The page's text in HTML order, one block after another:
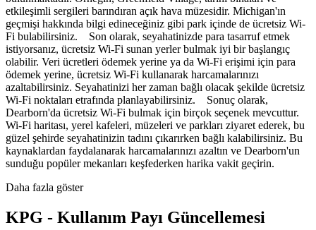
etkileşimli sergileri barındıran açık hava müzesidir. Michigan'ın
geçmişi hakkında bilgi edineceğiniz gibi park içinde de ücretsiz Wi-
Fi bulabilirsiniz. Son olarak, seyahatinizde para tasarruf etmek
istiyorsanız, ücretsiz Wi-Fi sunan yerler bulmak iyi bir başlangıç
olabilir. Veri ücretleri ödemek yerine ya da Wi-Fi erişimi için para
ödemek yerine, ücretsiz Wi-Fi kullanarak harcamalarınızı
azaltabilirsiniz. Seyahatinizi her zaman bağlı olacak şekilde ücretsiz
Wi-Fi noktaları etrafında planlayabilirsiniz. Sonuç olarak,
Dearborn'da ücretsiz Wi-Fi bulmak için birçok seçenek mevcuttur.
Wi-Fi haritası, yerel kafeleri, müzeleri ve parkları ziyaret ederek, bu
güzel şehirde seyahatinizin tadını çıkarırken bağlı kalabilirsiniz. Bu
kaynaklardan faydalanarak harcamalarınızı azaltın ve Dearborn'un
sunduğu popüler mekanları keşfederken harika vakit geçirin.
Daha fazla göster
KPG - Kullanım Payı Güncellemesi